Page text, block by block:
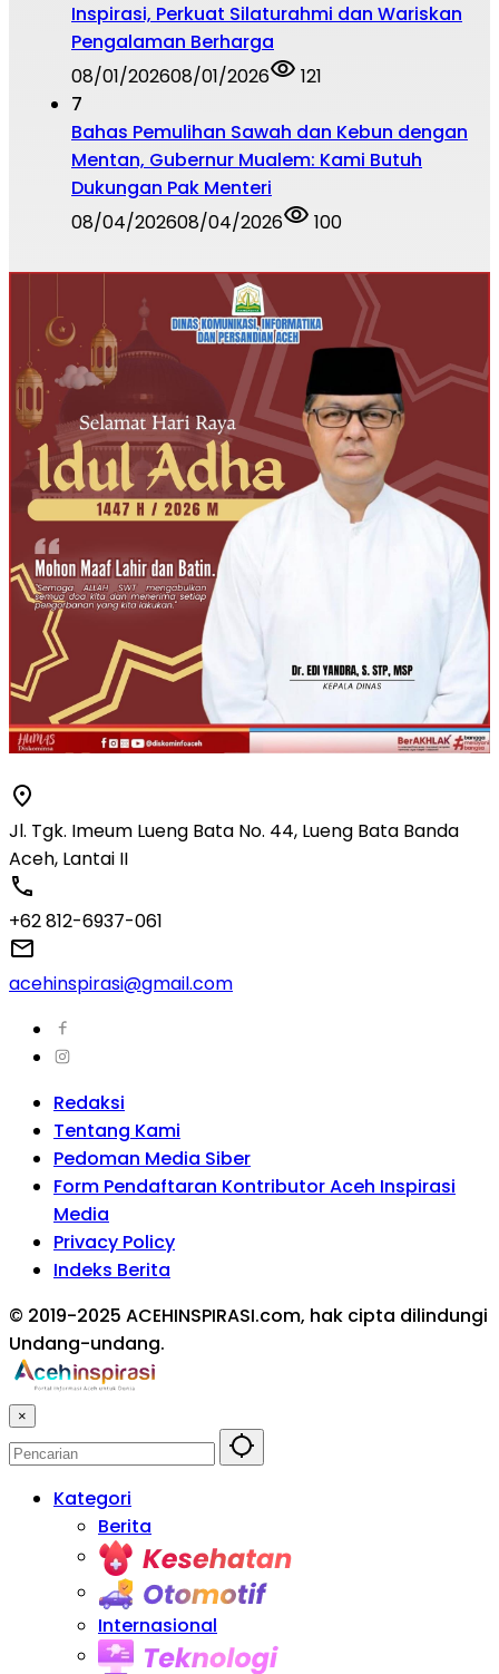
Inspirasi, Perkuat Silaturahmi dan Wariskan
Pengalaman Berharga
08/01/202608/01/2026
121
7
Bahas Pemulihan Sawah dan Kebun dengan
Mentan, Gubernur Mualem: Kami Butuh
Dukungan Pak Menteri
08/04/202608/04/2026 100
Jl. Tgk. Imeum Lueng Bata No. 44, Lueng Bata Banda
Aceh, Lantai II
+62 812-6937-061
acehinspirasi@gmail.com
Redaksi
Tentang Kami
Pedoman Media Siber
Form Pendaftaran Kontributor Aceh Inspirasi
Media
Privacy Policy
Indeks Berita
© 2019-2025 ACEHINSPIRASI.com, hak cipta dilindungi
Undang-undang.
×
Kategori
Berita
Internasional